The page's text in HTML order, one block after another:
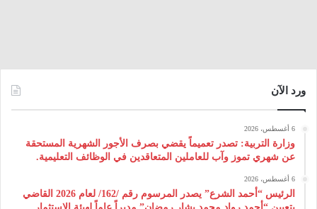
ورد الآن
6 أغسطس، 2026
وزارة التربية: تصدر تعميماً يقضي بصرف الأجور الشهرية المستحقة
عن شهري تموز وآب للعاملين المتعاقدين في الوظائف التعليمية.
6 أغسطس، 2026
الرئيس “أحمد الشرع” يصدر المرسوم رقم /162/ لعام 2026 ‌القاضي